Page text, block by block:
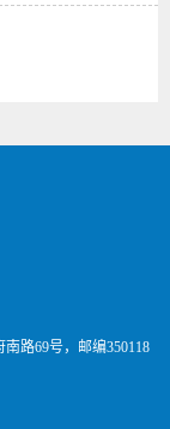
路69号，邮编350118